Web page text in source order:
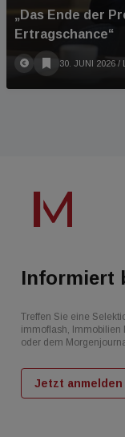
„Das Ende der
Ertragschance“
30. JUNI 2026 /
Informiert
Treffen Sie eine
immoflash,
oder dem
Jetzt anmelden